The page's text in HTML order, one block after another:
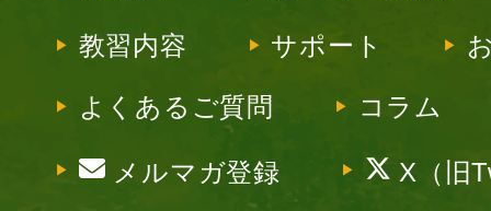
教習内容 サポート
よくあるご質問 コラム
メルマガ登録 X（旧